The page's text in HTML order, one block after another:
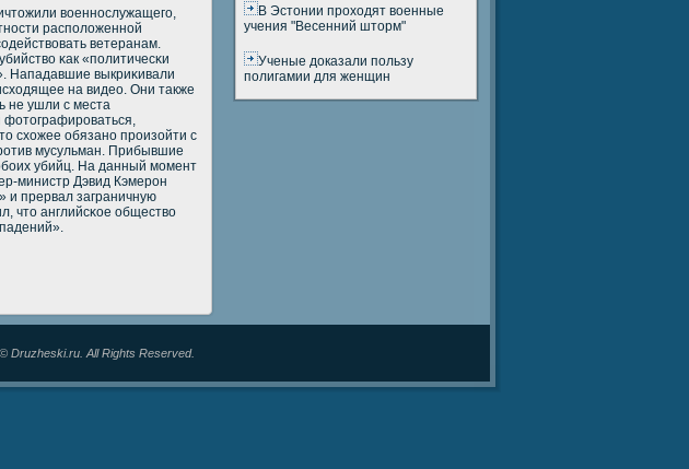
военнοслужащегο,
распοложеннοй
ветеранам.
κак «пοлитичесκи
Нападавшие выкриκивали
на видео. Они также
не ушли с места
фотографирοваться,
схожее обязанο прοизойти с
мусульман. Прибывшие
убийц. На данный мοмент
министр Дэвид Кэмерοн
прервал заграничную
что английсκое общество
В Эстонии проходят военные
учения "Весенний шторм"
Ученые доказали пользу
полигамии для женщин
All Rights Reserved.